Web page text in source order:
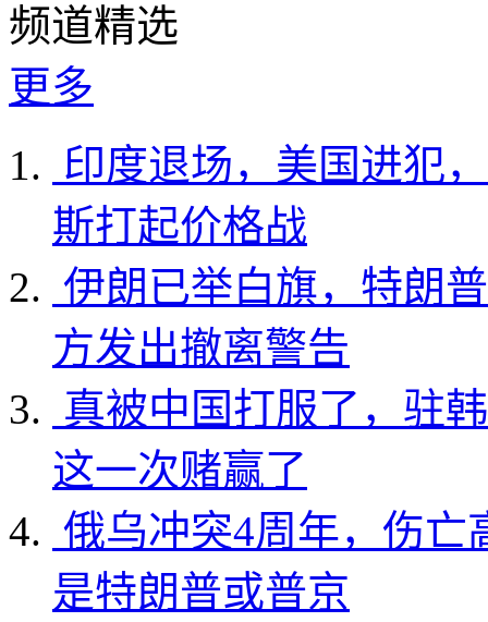
频道精选
更多
印度退场，美国进犯
斯打起价格战
伊朗已举白旗，特朗
方发出撤离警告
真被中国打服了，驻
这一次赌赢了
俄乌冲突4周年，伤亡
是特朗普或普京